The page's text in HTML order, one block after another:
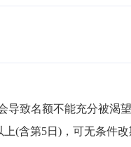
导致名额不能充分被渴
上(含第5日)，可无条件